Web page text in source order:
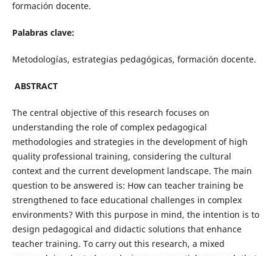
formación docente.
Palabras clave:
Metodologías, estrategias pedagógicas, formación docente.
ABSTRACT
The central objective of this research focuses on
understanding the role of complex pedagogical
methodologies and strategies in the development of high
quality professional training, considering the cultural
context and the current development landscape. The main
question to be answered is: How can teacher training be
strengthened to face educational challenges in complex
environments? With this purpose in mind, the intention is to
design pedagogical and didactic solutions that enhance
teacher training. To carry out this research, a mixed